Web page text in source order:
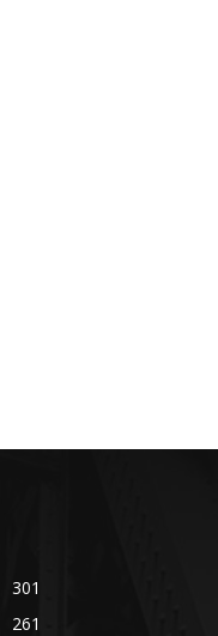
301
261